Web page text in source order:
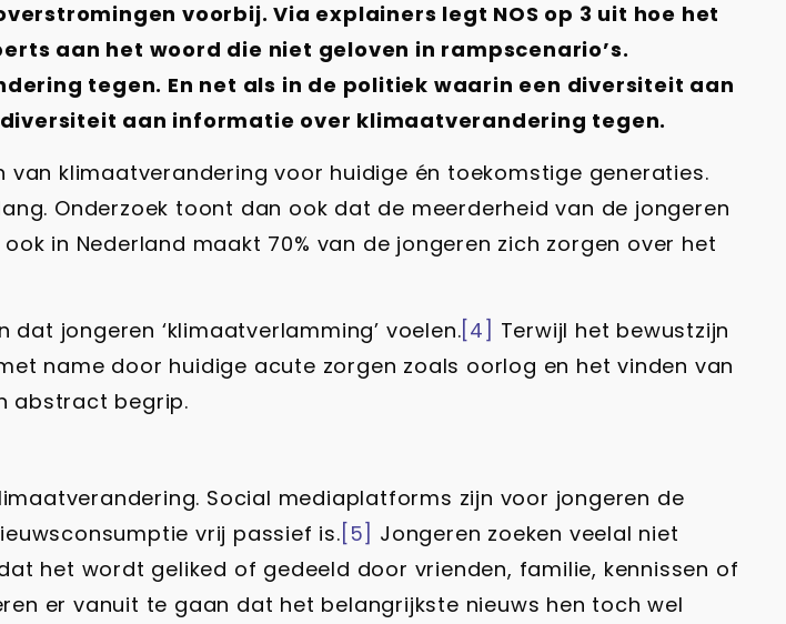
voorbij. Via explainers legt NOS op 3 uit hoe het
aan het woord die niet geloven in rampscenario’s.
tegen. En net als in de politiek waarin een diversiteit aan
aan informatie over klimaatverandering tegen.
klimaatverandering voor huidige én toekomstige generaties.
Onderzoek toont dan ook dat de meerderheid van de jongeren
ook in Nederland maakt 70% van de jongeren zich zorgen over het
jongeren ‘klimaatverlamming’ voelen.[4] Terwijl het bewustzijn
name door huidige acute zorgen zoals oorlog en het vinden van
abstract begrip.
Social mediaplatforms zijn voor jongeren de
vrij passief is. [5] Jongeren zoeken veelal niet
het wordt geliked of gedeeld door vrienden, familie, kennissen of
er vanuit te gaan dat het belangrijkste nieuws hen toch wel